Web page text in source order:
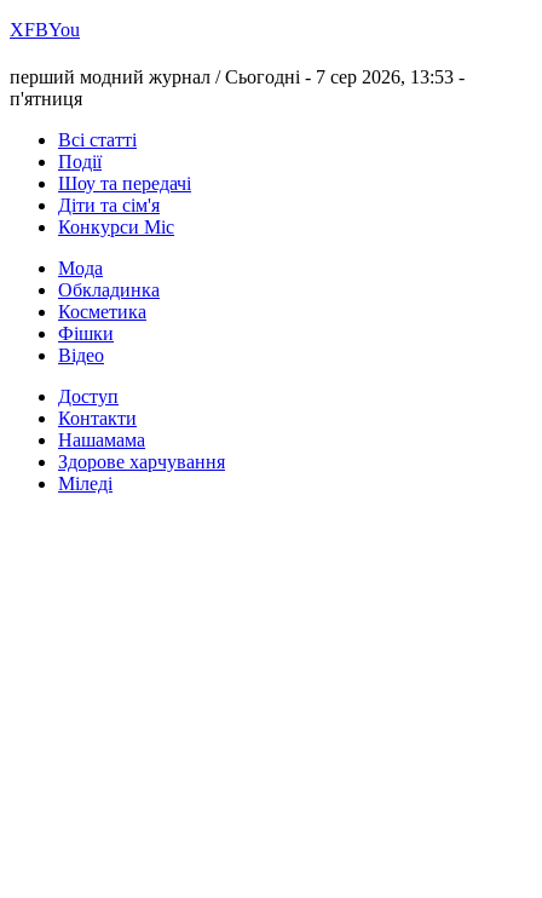
ХFBYou
перший модний журнал /Сьогодні - 7 сер 2026, 13:53 -
п'ятниця
Всі статті
Події
Шоу та передачі
Діти та сім'я
Конкурси Міс
Мода
Обкладинка
Косметика
Фішки
Відео
Доступ
Контакти
Нашамама
Здорове харчування
Міледі